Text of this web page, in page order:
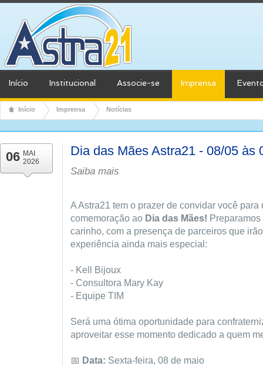
Início Institucional Associe-se Imprensa
Início Imprensa Notícias
06 MAI
2026
Dia das Mães Astra21 - 08/05 às
Saiba mais
A Astra21 tem o prazer de convidar você
comemoração ao Dia das Mães!
carinho, com a presença de parceiros que
experiência ainda mais especial:
- Kell Bijoux
- Consultora Mary Kay
- Equipe TIM
Será uma ótima oportunidade para
aproveitar esse momento dedicado a quem
📅 Data: Sexta-feira, 08 de maio